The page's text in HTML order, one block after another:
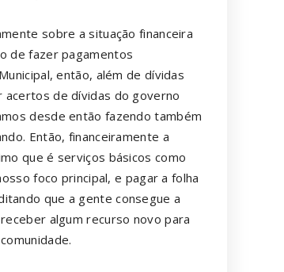
sobre a situação financeira
de fazer pagamentos
então, além de dívidas
acertos de dívidas do governo
desde então fazendo também
Então, financeiramente a
que é serviços básicos como
foco principal, e pagar a folha
que a gente consegue a
algum recurso novo para